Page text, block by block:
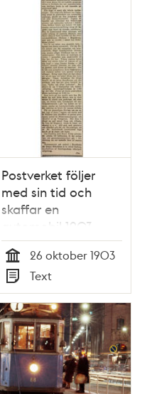
Postverket följer
med sin tid och
skaffar en
automobil 1903
Tid
26 oktober 1903
Typ
Text